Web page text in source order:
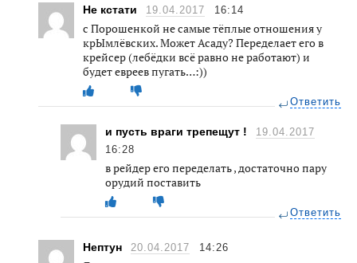
Не кстати 19.04.2017 16:14
с Порошенкой не самые тёплые отношения у
крЫмлёвских. Может Асаду? Переделает его в
крейсер (лебёдки всё равно не работают) и
будет евреев пугать…:))
Ответить
и пусть враги трепещут !
19.04.2017
16:28
в рейдер его переделать , достаточно пару
орудий поставить
Ответить
Нептун 20.04.2017 14:26